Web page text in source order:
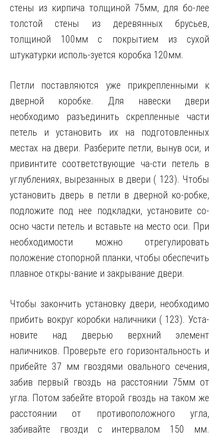
стены из кирпича толщиной 75мм, для бо-лее
толстой стены из деревянных брусьев,
толщиной 100мм с покрытием из сухой
штукатурки исполь-зуется коробка 120мм.
Петли поставляются уже прикрепленными к
дверной коробке. Для навески двери
необходимо разъединить скрепленные части
петель и установить их на подготовленных
местах на двери. Разберите петли, вынув оси, и
привинтите соответствующие ча-сти петель в
углублениях, вырезанных в двери ( 123). Чтобы
установить дверь в петли в дверной ко-робке,
подложите под нее подкладки, установите со-
осно части петель и вставьте на место оси. При
необходимости можно отрегулировать
положение стопорной планки, чтобы обеспечить
плавное откры-вание и закрывание двери.
Чтобы закончить установку двери, необходимо
прибить вокруг коробки наличники ( 123). Уста-
новите над дверью верхний элемент
наличников. Проверьте его горизонтальность и
прибейте 37 мм гвоздями овального сечения,
забив первый гвоздь на расстоянии 75мм от
угла. Потом забейте второй гвоздь на таком же
расстоянии от противоположного угла,
забивайте гвозди с интервалом 150 мм.